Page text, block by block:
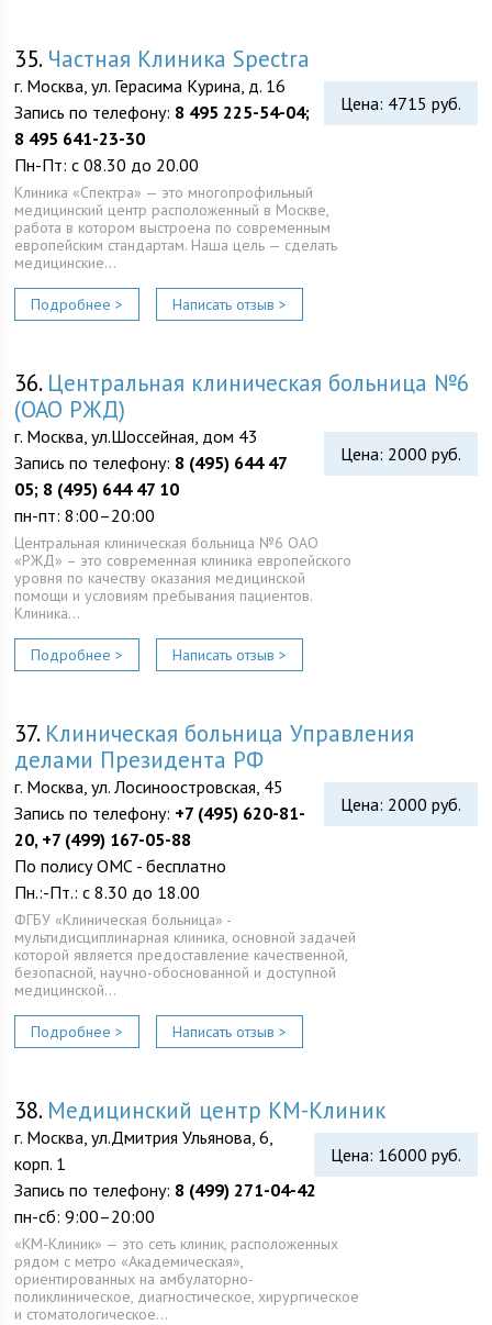
35. Частная Клиника Spectra
Цена: 4715 руб.
г. Москва, ул. Герасима Курина, д. 16
Запись по телефону: 8 495 225-54-04;
8 495 641-23-30
Пн-Пт: с 08.30 до 20.00
Клиника «Спектра» — это многопрофильный
медицинский центр расположенный в Москве,
работа в котором выстроена по современным
европейским стандартам. Наша цель — сделать
медицинские…
Подробнее > Написать отзыв >
36. Центральная клиническая больница №6
(ОАО РЖД)
Цена: 2000 руб.
г. Москва, ул.Шоссейная, дом 43
Запись по телефону: 8 (495) 644 47
05; 8 (495) 644 47 10
пн-пт: 8:00–20:00
Центральная клиническая больница №6 ОАО
«РЖД» – это современная клиника европейского
уровня по качеству оказания медицинской
помощи и условиям пребывания пациентов.
Клиника…
Подробнее > Написать отзыв >
37. Клиническая больница Управления
делами Президента РФ
Цена: 2000 руб.
г. Москва, ул. Лосиноостровская, 45
Запись по телефону: +7 (495) 620-81-
20, +7 (499) 167-05-88
По полису ОМС - бесплатно
Пн.:-Пт.: с 8.30 до 18.00
ФГБУ «Клиническая больница» -
мультидисциплинарная клиника, основной задачей
которой является предоставление качественной,
безопасной, научно-обоснованной и доступной
медицинской…
Подробнее > Написать отзыв >
38. Медицинский центр КМ-Клиник
Цена: 16000 руб.
г. Москва, ул.Дмитрия Ульянова, 6,
корп. 1
Запись по телефону: 8 (499) 271-04-42
пн-сб: 9:00–20:00
«КМ-Клиник» — это сеть клиник, расположенных
рядом с метро «Академическая»,
ориентированных на амбулаторно-
поликлиническое, диагностическое, хирургическое
и стоматологическое…